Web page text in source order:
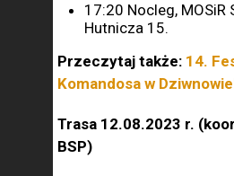
17:20 Nocleg, MOSiR
Hutnicza 15.
Przeczytaj także: 14.
Komandosa w
Trasa 12.08.2023 r.
BSP)